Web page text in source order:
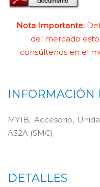
Nota Importante:
del mercado
consúltenos en el
INFORMACIÓN
MY1B, Accesorio,
A32A (SMC)
DETALLES